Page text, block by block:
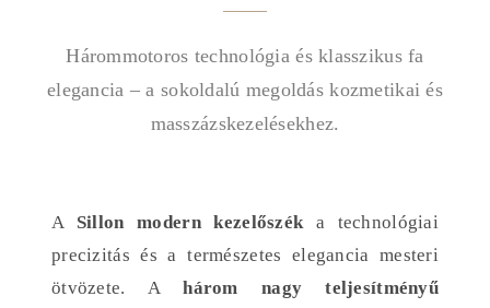
Hárommotoros technológia és klasszikus fa
elegancia – a sokoldalú megoldás kozmetikai és
masszázskezelésekhez.
A Sillon modern kezelőszék a technológiai
precizitás és a természetes elegancia mesteri
ötvözete. Ahárom nagy teljesítményű